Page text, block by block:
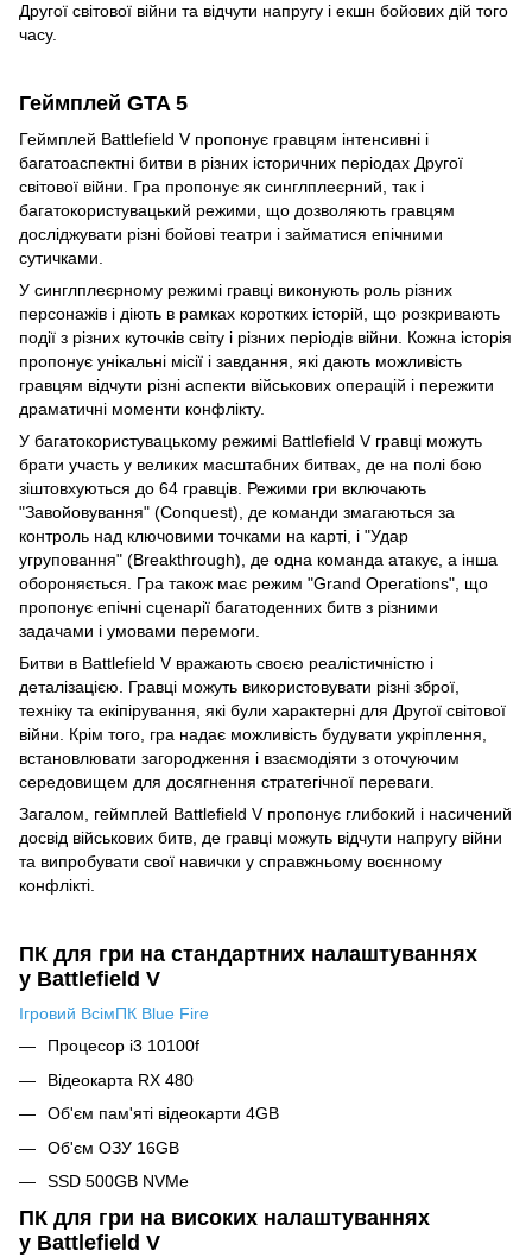
Другої світової війни та відчути напругу і екшн бойових дій того
часу.
Геймплей GTA 5
Геймплей Battlefield V пропонує гравцям інтенсивні і
багатоаспектні битви в різних історичних періодах Другої
світової війни. Гра пропонує як синглплеєрний, так і
багатокористувацький режими, що дозволяють гравцям
досліджувати різні бойові театри і займатися епічними
сутичками.
У синглплеєрному режимі гравці виконують роль різних
персонажів і діють в рамках коротких історій, що розкривають
події з різних куточків світу і різних періодів війни. Кожна історія
пропонує унікальні місії і завдання, які дають можливість
гравцям відчути різні аспекти військових операцій і пережити
драматичні моменти конфлікту.
У багатокористувацькому режимі Battlefield V гравці можуть
брати участь у великих масштабних битвах, де на полі бою
зіштовхуються до 64 гравців. Режими гри включають
"Завойовування" (Conquest), де команди змагаються за
контроль над ключовими точками на карті, і "Удар
угруповання" (Breakthrough), де одна команда атакує, а інша
обороняється. Гра також має режим "Grand Operations", що
пропонує епічні сценарії багатоденних битв з різними
задачами і умовами перемоги.
Битви в Battlefield V вражають своєю реалістичністю і
деталізацією. Гравці можуть використовувати різні зброї,
техніку та екіпірування, які були характерні для Другої світової
війни. Крім того, гра надає можливість будувати укріплення,
встановлювати загородження і взаємодіяти з оточуючим
середовищем для досягнення стратегічної переваги.
Загалом, геймплей Battlefield V пропонує глибокий і насичений
досвід військових битв, де гравці можуть відчути напругу війни
та випробувати свої навички у справжньому воєнному
конфлікті.
ПК для гри на стандартних налаштуваннях
у Battlefield V
Ігровий ВсімПК Blue Fire
Процесор i3 10100f
Відеокарта RX 480
Об'єм пам'яті відеокарти 4GB
Об'єм ОЗУ 16GB
SSD 500GB NVMe
ПК для гри на високих налаштуваннях
у Battlefield V